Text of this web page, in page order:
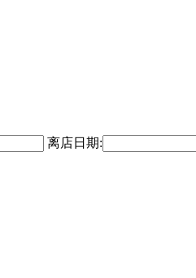
离店日期: